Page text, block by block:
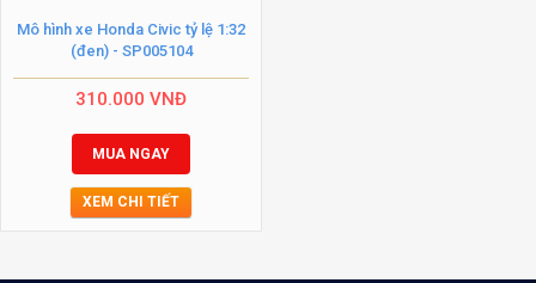
Mô hình xe Honda Civic tỷ lệ 1:32
(đen) - SP005104
310.000 VNĐ
MUA NGAY
XEM CHI TIẾT